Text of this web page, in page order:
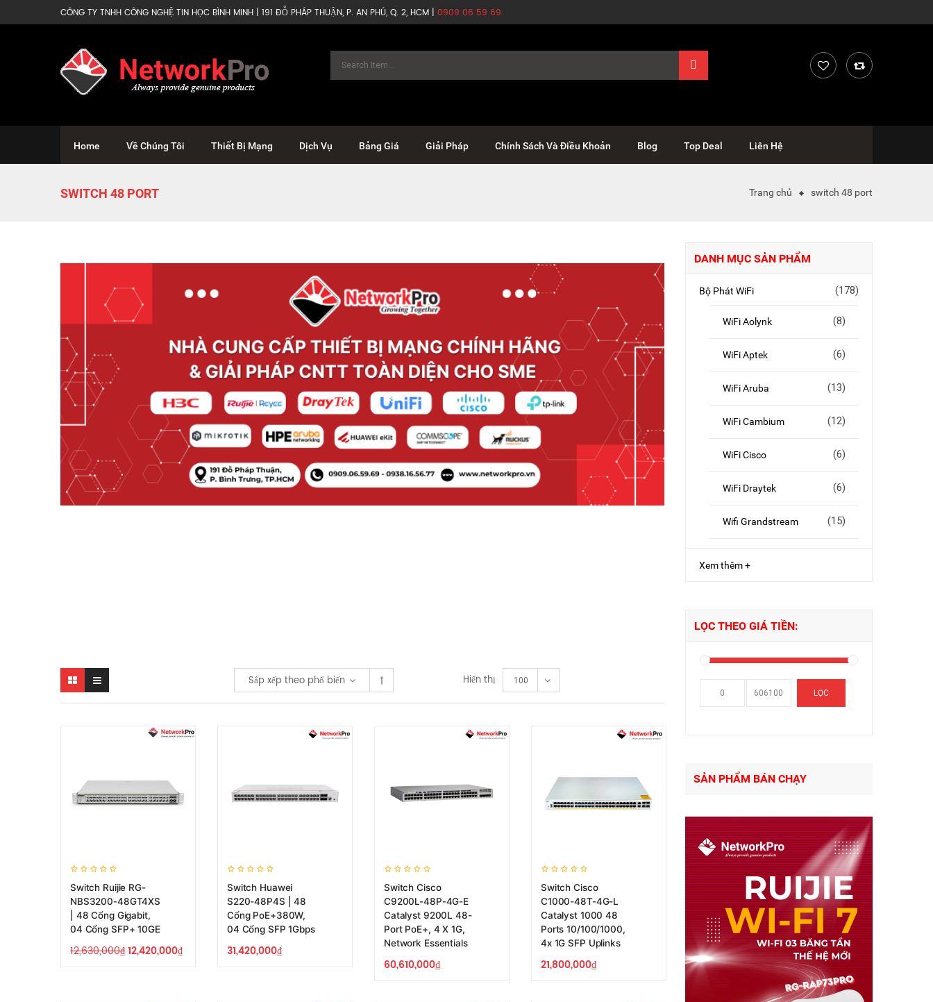
CÔNG TY TNHH CÔNG NGHỆ TIN HỌC BÌNH MINH | 191 ĐỖ PHÁP THUẬN, P. AN PHÚ, Q. 2, HCM | 0909 06 59 69
Home Về Chúng Tôi Thiết Bị Mạng Dịch Vụ Bảng Giá Giải Pháp Chính Sách Và Điều Khoản Blog Top Deal Liên Hệ
SWITCH 48 PORT Trang chủ switch 48 port
Sắp xếp theo phổ biến Hiển thị 100
Switch Ruijie RG-
NBS3200-48GT4XS
| 48 Cổng Gigabit,
04 Cổng SFP+ 10GE
12,630,000₫12,420,000₫
Switch Huawei
S220-48P4S | 48
Cổng PoE+380W,
04 Cổng SFP 1Gbps
31,420,000₫
Switch Cisco
C9200L-48P-4G-E
Catalyst 9200L 48-
Port PoE+, 4 X 1G,
Network Essentials
60,610,000₫
Switch Cisco
C1000-48T-4G-L
Catalyst 1000 48
Ports 10/100/1000,
4x 1G SFP Uplinks
21,800,000₫
DANH MỤC SẢN PHẨM
Bộ Phát WiFi (178)
WiFi Aolynk (8)
WiFi Aptek (6)
WiFi Aruba (13)
WiFi Cambium (12)
WiFi Cisco (6)
WiFi Draytek (6)
Wifi Grandstream (15)
Xem thêm +
LỌC THEO GIÁ TIỀN:
LỌC
SẢN PHẨM BÁN CHẠY